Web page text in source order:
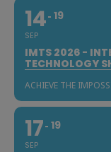
14
SEP
19
IMTS 2026 -
TECHNOLOGY
ACHIEVE THE
17
SEP
19